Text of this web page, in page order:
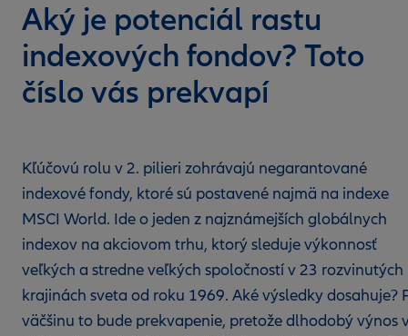
Aký je potenciál rastu
indexových fondov? Toto
číslo vás prekvapí
Kľúčovú rolu v 2. pilieri zohrávajú negarantované
indexové fondy, ktoré sú postavené najmä na indexe
MSCI World. Ide o jeden z najznámejších globálnych
indexov na akciovom trhu, ktorý sleduje výkonnosť
veľkých a stredne veľkých spoločností v 23 rozvinutých
krajinách sveta od roku 1969. Aké výsledky dosahuje?
väčšinu to bude prekvapenie, pretože dlhodobý výnos